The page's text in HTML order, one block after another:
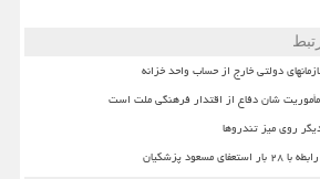
شان دفاع از اقتدار فرهنگی ملت است
روی میز تندروها
پزشکیان